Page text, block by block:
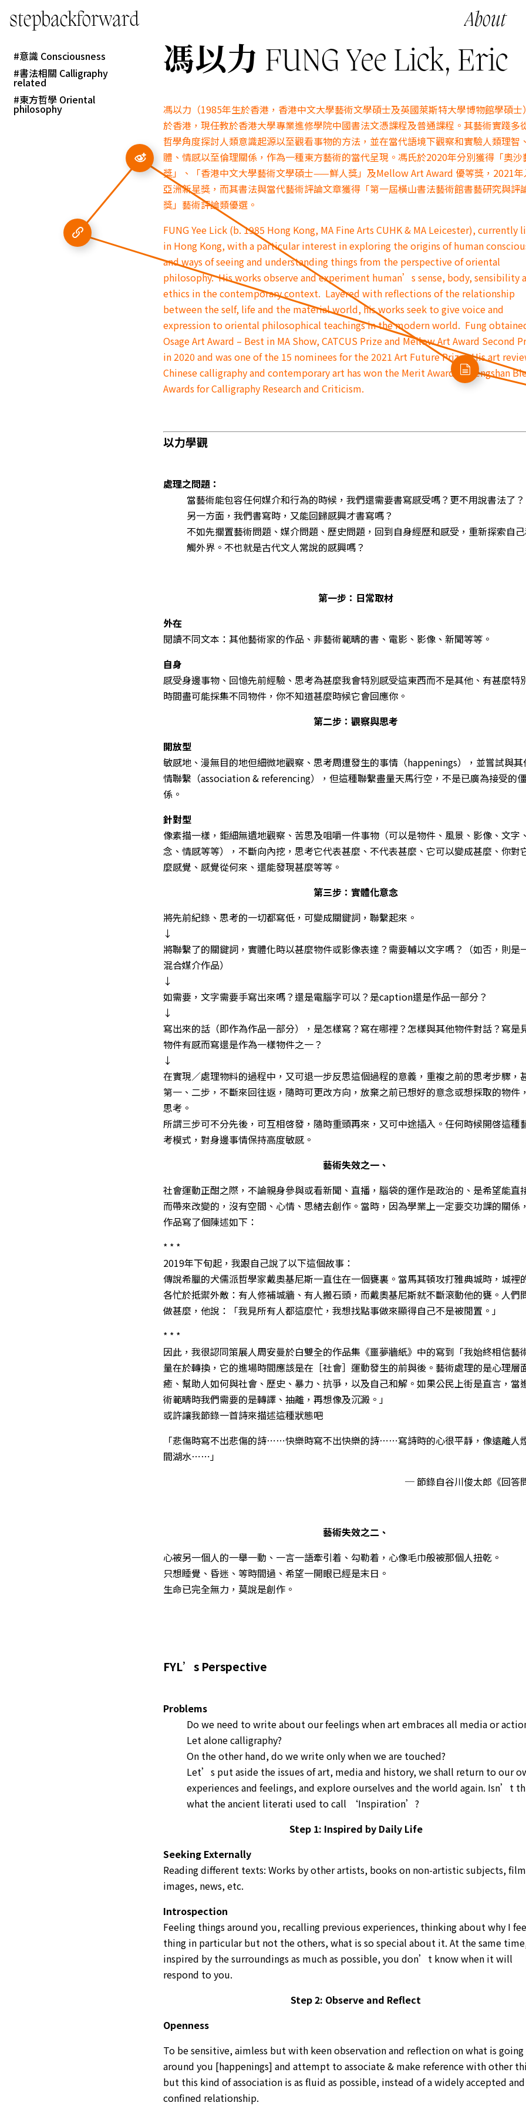
stepbackforward About
意識 Consciousness
書法相關 Calligraphy
related
東方哲學 Oriental
philosophy
馮以力 FUNG Yee Lick, Eric
馮以力（1985年生於香港，香港中文大學藝術文學碩士及英國萊斯特大學博物館學碩士
於香港，現任教於香港大學專業進修學院中國書法文憑課程及普通課程。其藝術實踐多
哲學角度探討人類意識起源以至觀看事物的方法，並在當代語境下觀察和實驗人類理智
體、情感以至倫理關係，作為一種東方藝術的當代呈現。馮氏於2020年分別獲得「奧沙
獎」、「香港中文大學藝術文學碩士——鮮人獎」及Mellow Art Award 優等獎，2021年
亞洲新星獎，而其書法與當代藝術評論文章獲得「第一屆橫山書法藝術館書藝研究與評
獎」藝術評論類優選。
FUNG Yee Lick (b. 1985 Hong Kong, MA Fine Arts CUHK & MA Leicester), currently
in Hong Kong, with a particular interest in exploring the origins of human
and ways of seeing and understanding things from the perspective of oriental
philosophy. His works observe and experiment human’s sense, body, sensibility
ethics in the contemporary context. Layered with reflections of the relationship
between the self, life and the material world, his works seek to give voice and
expression to oriental philosophical teachings in the modern world. Fung
Osage Art Award – Best in MA Show, CATCUS Prize and Mellow Art Award Second
in 2020 and was one of the 15 nominees for the 2021 Art Future Prize. His art
Chinese calligraphy and contemporary art has won the Merit Award of Hengshan
Awards for Calligraphy Research and Criticism.
以力學觀
處理之問題：
當藝術能包容任何媒介和行為的時候，我們還需要書寫感受嗎？更不用說書法了？
另一方面，我們書寫時，又能回歸感興才書寫嗎？
不如先擱置藝術問題、媒介問題、歷史問題，回到自身經歷和感受，重新探索自
觸外界。不也就是古代文人常說的感興嗎？
第一步：日常取材
外在
閱讀不同文本：其他藝術家的作品、非藝術範疇的書、電影、影像、新聞等等。
自身
感受身邊事物、回憶先前經驗、思考為甚麼我會特別感受這東西而不是其他、有甚麼特
時間盡可能採集不同物件，你不知道甚麼時候它會回應你。
第二步：觀察與思考
開放型
敏感地、漫無目的地但細微地觀察、思考周遭發生的事情（happenings），並嘗試與其
情聯繫（association & referencing），但這種聯繫盡量天馬行空，不是已廣為接受的
係。
針對型
像素描一樣，鉅細無遺地觀察、苦思及咀嚼一件事物（可以是物件、風景、影像、文字
念、情感等等），不斷向內挖，思考它代表甚麼、不代表甚麼、它可以變成甚麼、你對
麼感覺、感覺從何來、還能發現甚麼等等。
第三步：實體化意念
將先前紀錄、思考的一切都寫低，可變成關鍵詞，聯繫起來。
↓
將聯繫了的關鍵詞，實體化時以甚麼物件或影像表達？需要輔以文字嗎？（如否，則是
混合媒介作品）
↓
如需要，文字需要手寫出來嗎？還是電腦字可以？是caption還是作品一部分？
↓
寫出來的話（即作為作品一部分），是怎樣寫？寫在哪裡？怎樣與其他物件對話？寫是
物件有感而寫還是作為一樣物件之一？
↓
在實現／處理物料的過程中，又可退一步反思這個過程的意義，重複之前的思考步驟，
第一、二步，不斷來回往返，隨時可更改方向，放棄之前已想好的意念或想採取的物件
思考。
所謂三步可不分先後，可互相啓發，隨時重頭再來，又可中途插入。任何時候開啓這種
考模式，對身邊事情保持高度敏感。
藝術失效之一、
社會運動正酣之際，不論親身參與或看新聞、直播，腦袋的運作是政治的、是希望能直
而帶來改變的，沒有空間、心情、思緒去創作。當時，因為學業上一定要交功課的關係
作品寫了個陳述如下：
* * *
2019年下旬起，我跟自己說了以下這個故事：
傳說希臘的犬儒派哲學家戴奧基尼斯一直住在一個甕裏。當馬其頓攻打雅典城時，城裡
各忙於抵禦外敵：有人修補城牆、有人搬石頭，而戴奧基尼斯就不斷滾動他的甕。人們
做甚麼，他說：「我見所有人都這麼忙，我想找點事做來顯得自己不是被閒置。」
* * *
因此，我很認同策展人周安曼於白雙全的作品集《噩夢牆紙》中的寫到「我始終相信藝
量在於轉換，它的進場時間應該是在［社會］運動發生的前與後。藝術處理的是心理層
癒、幫助人如何與社會、歷史、暴力、抗爭，以及自己和解。如果公民上街是直言，當
術範疇時我們需要的是轉譯、抽離，再想像及沉澱。」
或許讓我節錄一首詩來描述這種狀態吧
「悲傷時寫不出悲傷的詩⋯⋯快樂時寫不出快樂的詩⋯⋯寫詩時的心很平靜，像遠離人
間湖水⋯⋯」
─ 節錄自谷川俊太郎《回答
藝術失效之二、
心被另一個人的一舉一動、一言一語牽引着、勾勒着，心像毛巾般被那個人扭乾。
只想睡覺、昏迷、等時間過、希望一開眼已經是末日。
生命已完全無力，莫說是創作。
FYL’s Perspective
Problems
Do we need to write about our feelings when art embraces all media or
Let alone calligraphy?
On the other hand, do we write only when we are touched?
Let’s put aside the issues of art, media and history, we shall return to our
experiences and feelings, and explore ourselves and the world again. Isn’t
what the ancient literati used to call ‘Inspiration’?
Step 1: Inspired by Daily Life
Seeking Externally
Reading different texts: Works by other artists, books on non-artistic subjects,
images, news, etc.
Introspection
Feeling things around you, recalling previous experiences, thinking about why I
thing in particular but not the others, what is so special about it. At the same
inspired by the surroundings as much as possible, you don’t know when it will
respond to you.
Step 2: Observe and Reflect
Openness
To be sensitive, aimless but with keen observation and reflection on what is going
around you [happenings] and attempt to associate & make reference with other
but this kind of association is as fluid as possible, instead of a widely accepted and
confined relationship.